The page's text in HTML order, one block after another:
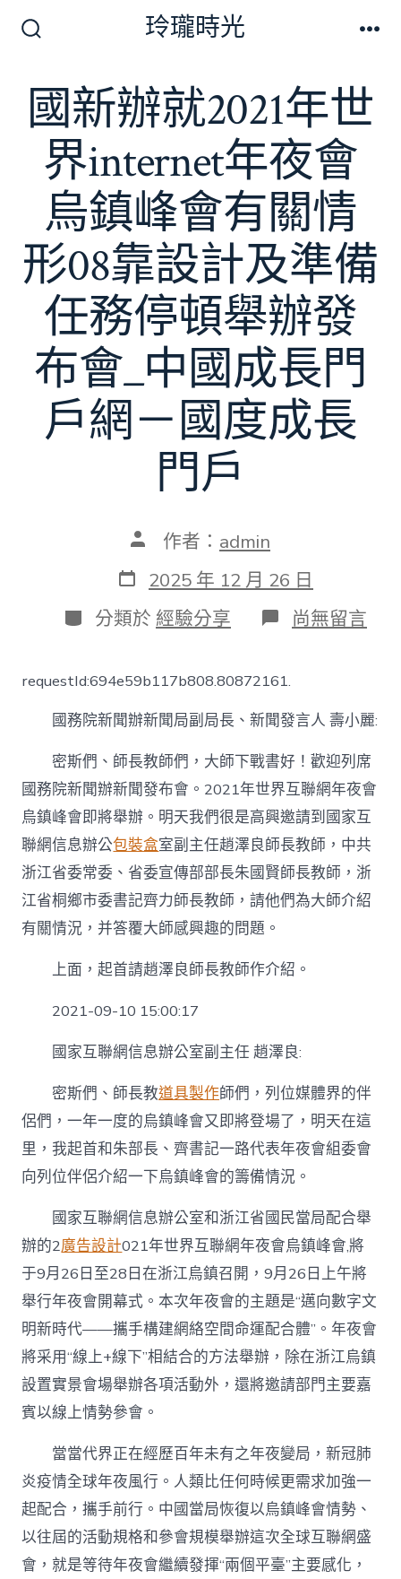
切
換
開
玲瓏時光
國新辦就2021年世
界internet年夜會
烏鎮峰會有關情
形08靠設計及準備
任務停頓舉辦發
布會_中國成長門
戶網－國度成長
門戶
文
作
者
作者： admin
發
表
日
期
2025 年 12 月 26 日
分
類
分類於 經驗分享 在
〈國
2021
年
界
internet
年
夜
會
烏
鎮
峰
會
情
形
計
及
準
備
任
務
停
頓
舉
辦
發
布
會
_
中
國
成
長
門
戶
國
度
成
長
門
戶〉
中
尚無留言
requestId:694e59b117b808.80872161.
國務院新聞辦新聞局副局長、新聞發言人 壽小麗:
密斯們、師長教師們，大師下戰書好！歡迎列席
國務院新聞辦新聞發布會。2021年世界互聯網年夜會
烏鎮峰會即將舉辦。明天我們很是高興邀請到國家互
聯網信息辦公包裝盒室副主任趙澤良師長教師，中共
浙江省委常委、省委宣傳部部長朱國賢師長教師，浙
江省桐鄉市委書記齊力師長教師，請他們為大師介紹
有關情況，并答覆大師感興趣的問題。
上面，起首請趙澤良師長教師作介紹。
2021-09-10 15:00:17
國家互聯網信息辦公室副主任 趙澤良:
密斯們、師長教道具製作師們，列位媒體界的伴
侶們，一年一度的烏鎮峰會又即將登場了，明天在這
里，我起首和朱部長、齊書記一路代表年夜會組委會
向列位伴侶介紹一下烏鎮峰會的籌備情況。
國家互聯網信息辦公室和浙江省國民當局配合舉
辦的2廣告設計021年世界互聯網年夜會烏鎮峰會,將
于9月26日至28日在浙江烏鎮召開，9月26日上午將
舉行年夜會開幕式。本次年夜會的主題是“邁向數字文
明新時代——攜手構建網絡空間命運配合體”。年夜會
將采用“線上+線下”相結合的方法舉辦，除在浙江烏鎮
設置實景會場舉辦各項活動外，還將邀請部門主要嘉
賓以線上情勢參會。
當當代界正在經歷百年未有之年夜變局，新冠肺
炎疫情全球年夜風行。人類比任何時候更需求加強一
起配合，攜手前行。中國當局恢復以烏鎮峰會情勢、
以往屆的活動規格和參會規模舉辦這次全球互聯網盛
會，就是等待年夜會繼續發揮“兩個平臺”主要感化，